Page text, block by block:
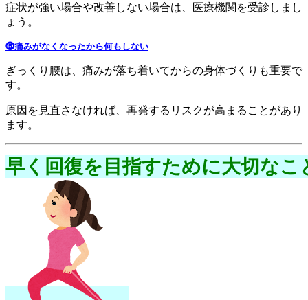
症状が強い場合や改善しない場合は、医療機関を受診しまし
ょう。
⓹痛みがなくなったから何もしない
ぎっくり腰は、痛みが落ち着いてからの身体づくりも重要で
す。
原因を見直さなければ、再発するリスクが高まることがあり
ます。